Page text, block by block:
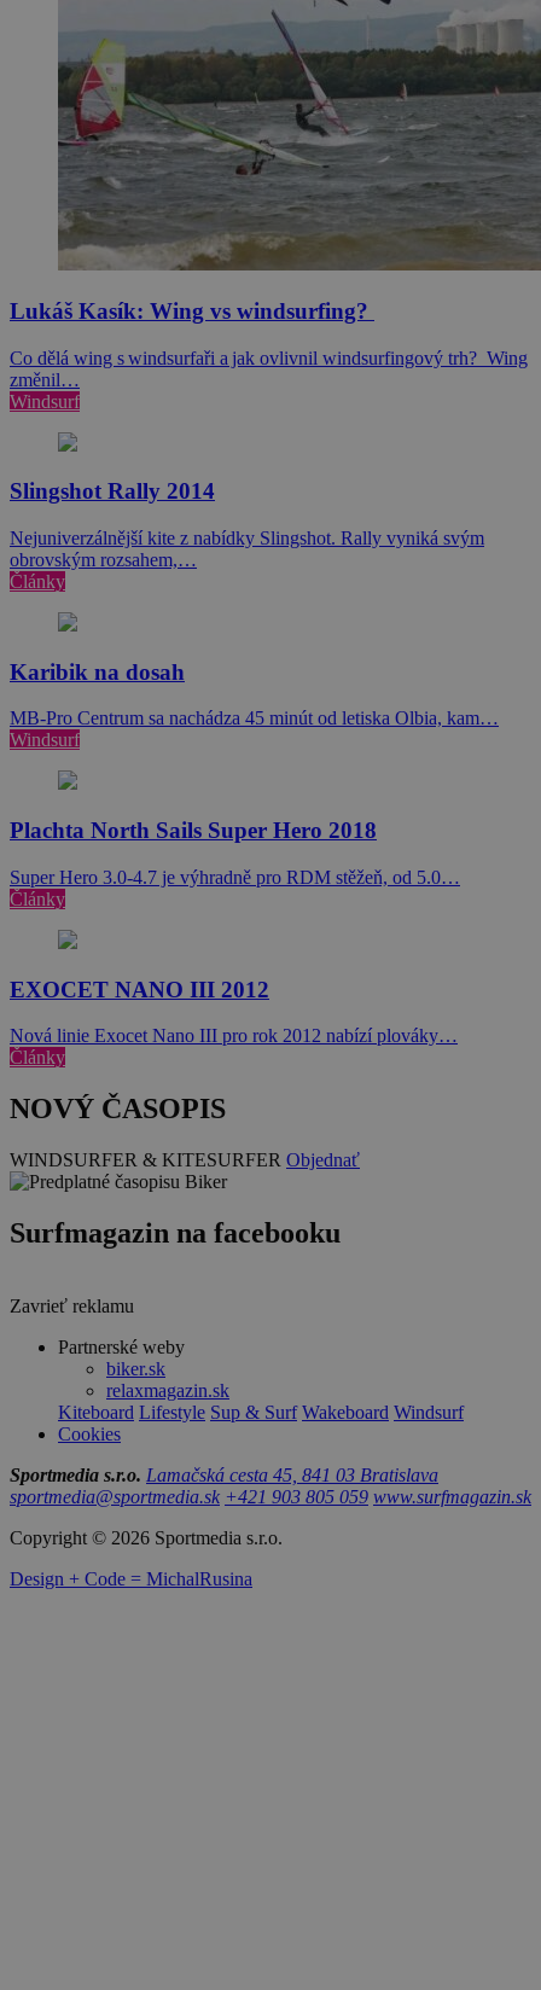
Lukáš Kasík: Wing vs windsurfing?
Co dělá wing s windsurfaři a jak ovlivnil windsurfingový trh? Wing
změnil…
Windsurf
Slingshot Rally 2014
Nejuniverzálnější kite z nabídky Slingshot. Rally vyniká svým
obrovským rozsahem,…
Články
Karibik na dosah
MB-Pro Centrum sa nachádza 45 minút od letiska Olbia, kam…
Windsurf
Plachta North Sails Super Hero 2018
Super Hero 3.0-4.7 je výhradně pro RDM stěžeň, od 5.0…
Články
EXOCET NANO III 2012
Nová linie Exocet Nano III pro rok 2012 nabízí plováky…
Články
NOVÝ ČASOPIS
WINDSURFER & KITESURFER Objednať
Surfmagazin na facebooku
Zavrieť reklamu
Partnerské weby
biker.sk
relaxmagazin.sk
Kiteboard Lifestyle Sup & Surf Wakeboard Windsurf
Cookies
Sportmedia s.r.o. Lamačská cesta 45, 841 03 Bratislava
sportmedia@sportmedia.sk +421 903 805 059 www.surfmagazin.sk
Copyright © 2026 Sportmedia s.r.o.
Design + Code = MichalRusina